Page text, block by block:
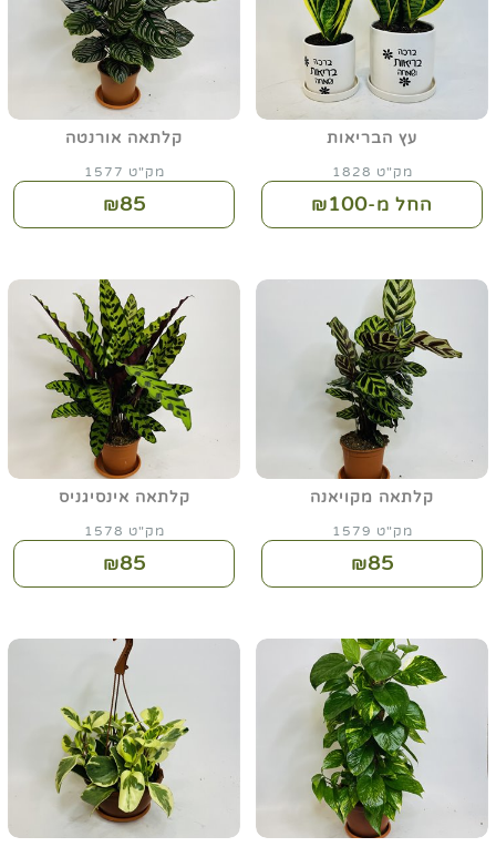
עץ הבריאות
מק"ט 1828
החל מ-₪100
קלתאה אורנטה
מק"ט 1577
₪85
קלתאה מקויאנה
מק"ט 1579
₪85
קלתאה אינסיגניס
מק"ט 1578
₪85